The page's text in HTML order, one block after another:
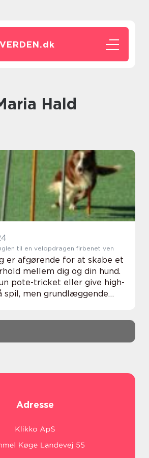
dk
Maria Hald
til en velopdragen firbenet ven
er afgørende for at skabe et
mellem dig og din hund.
pote-tricket eller give high-
spil, men grundlæggende
Adresse